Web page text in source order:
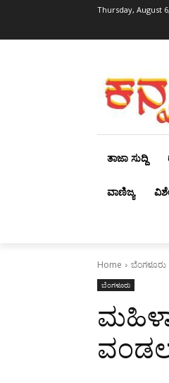
Thursday, August
ತಾಜಾ ಸುದ್ದಿ
ವಾಣಿಜ್ಯ
Home ಬೆಂಗಳೂರು
ಬೆಂಗಳೂರು